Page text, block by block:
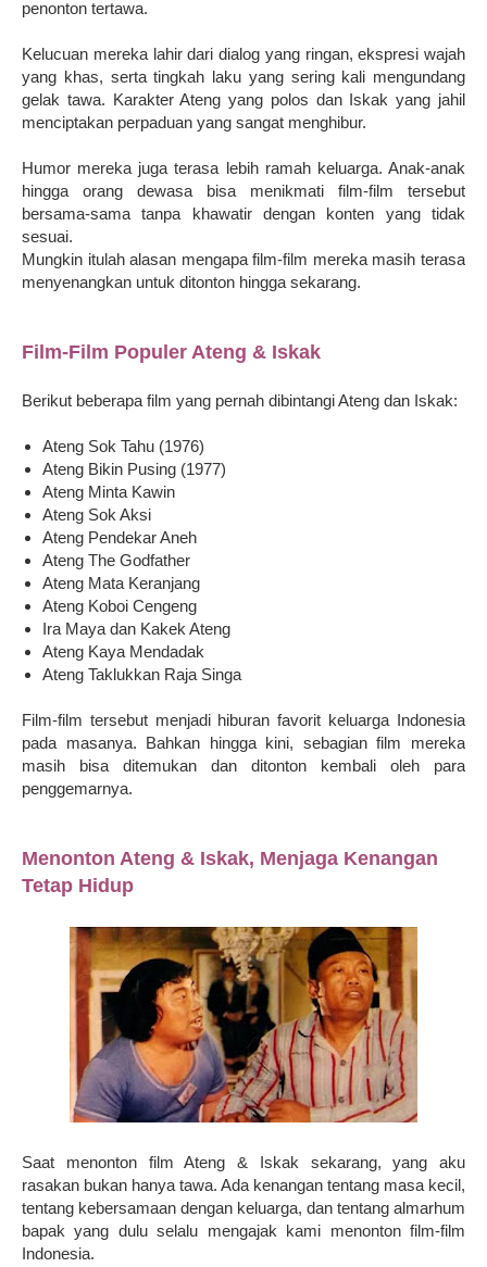
penonton tertawa.
Kelucuan mereka lahir dari dialog yang ringan, ekspresi wajah
yang khas, serta tingkah laku yang sering kali mengundang
gelak tawa. Karakter Ateng yang polos dan Iskak yang jahil
menciptakan perpaduan yang sangat menghibur.
Humor mereka juga terasa lebih ramah keluarga. Anak-anak
hingga orang dewasa bisa menikmati film-film tersebut
bersama-sama tanpa khawatir dengan konten yang tidak
sesuai.
Mungkin itulah alasan mengapa film-film mereka masih terasa
menyenangkan untuk ditonton hingga sekarang.
Film-Film Populer Ateng & Iskak
Berikut beberapa film yang pernah dibintangi Ateng dan Iskak:
Ateng Sok Tahu (1976)
Ateng Bikin Pusing (1977)
Ateng Minta Kawin
Ateng Sok Aksi
Ateng Pendekar Aneh
Ateng The Godfather
Ateng Mata Keranjang
Ateng Koboi Cengeng
Ira Maya dan Kakek Ateng
Ateng Kaya Mendadak
Ateng Taklukkan Raja Singa
Film-film tersebut menjadi hiburan favorit keluarga Indonesia
pada masanya. Bahkan hingga kini, sebagian film mereka
masih bisa ditemukan dan ditonton kembali oleh para
penggemarnya.
Menonton Ateng & Iskak, Menjaga Kenangan
Tetap Hidup
Saat menonton film Ateng & Iskak sekarang, yang aku
rasakan bukan hanya tawa. Ada kenangan tentang masa kecil,
tentang kebersamaan dengan keluarga, dan tentang almarhum
bapak yang dulu selalu mengajak kami menonton film-film
Indonesia.